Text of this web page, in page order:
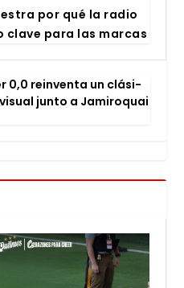
por qué la radio
cla­ve para las mar­cas
0,0 rein­ven­ta un clá­si­
jun­to a Jami­ro­quai